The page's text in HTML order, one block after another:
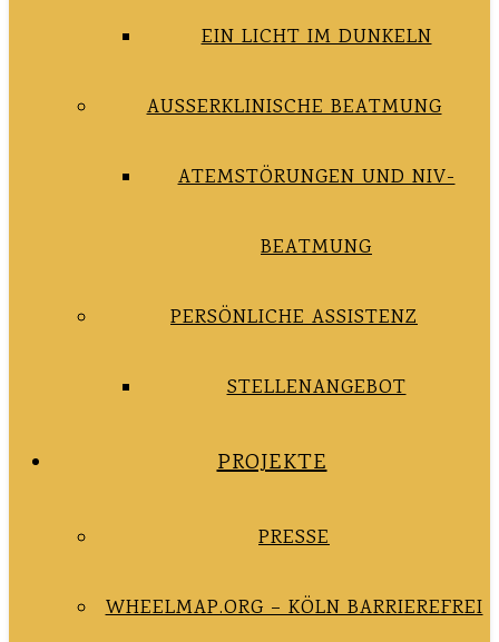
EIN LICHT IM DUNKELN
AUSSERKLINISCHE BEATMUNG
ATEMSTÖRUNGEN UND NIV-
BEATMUNG
PERSÖNLICHE ASSISTENZ
STELLENANGEBOT
PROJEKTE
PRESSE
WHEELMAP.ORG – KÖLN BARRIEREFREI